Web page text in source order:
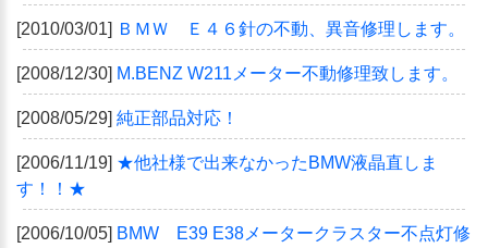
[2010/03/01] ＢＭＷ Ｅ４６針の不動、異音修理します。
[2008/12/30] M.BENZ W211メーター不動修理致します。
[2008/05/29] 純正部品対応！
[2006/11/19] ★他社様で出来なかったBMW液晶直しま
す！！★
[2006/10/05] BMW E39 E38メータークラスター不点灯修